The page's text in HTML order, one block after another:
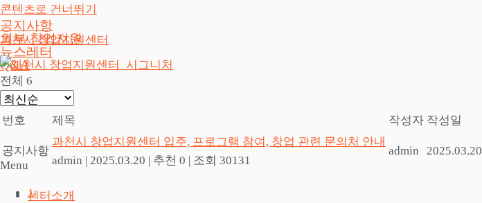
콘텐츠로 건너뛰기
과천시 창업지원센터
Menu
센터소개
공지사항
외부 창업지원
뉴스레터
Q&A
전체 6
번호 제목 작성자 작성일
공지사항
과천시 창업지원센터 입주, 프로그램 참여, 창업 관련 문의처 안내
admin | 2025.03.20 | 추천 0 | 조회 30131
admin 2025.03.20
1